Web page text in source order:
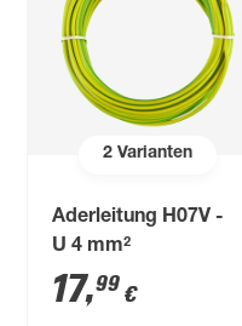
2Varianten
Aderleitung H07V -
U 4 mm²
17,99 €